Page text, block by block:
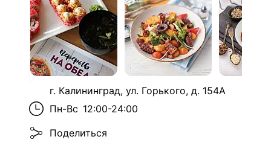
г. Калининград, ул. Горького, д. 154А
Пн-Вс 12:00-24:00
Поделиться